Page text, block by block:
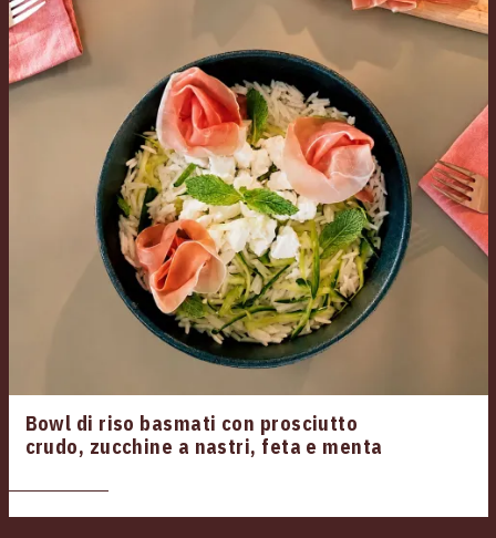
Bowl di riso basmati con prosciutto
crudo, zucchine a nastri, feta e menta